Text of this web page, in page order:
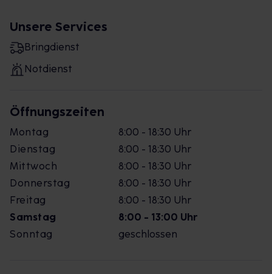
Unsere Services
Bringdienst
Notdienst
Öffnungszeiten
Montag
8:00 - 18:30 Uhr
Dienstag
8:00 - 18:30 Uhr
Mittwoch
8:00 - 18:30 Uhr
Donnerstag
8:00 - 18:30 Uhr
Freitag
8:00 - 18:30 Uhr
Samstag
8:00 - 13:00 Uhr
Sonntag
geschlossen